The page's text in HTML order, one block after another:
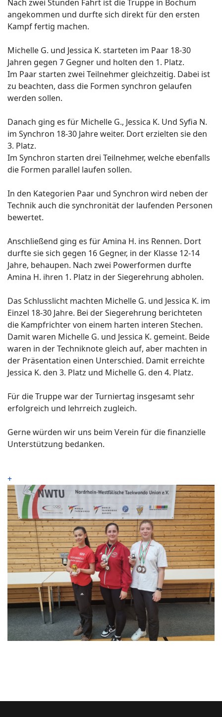
Nach zwei Stunden Fahrt ist die Truppe in Bochum
angekommen und durfte sich direkt für den ersten
Kampf fertig machen.
Michelle G. und Jessica K. starteten im Paar 18-30
Jahren gegen 7 Gegner und holten den 1. Platz.
Im Paar starten zwei Teilnehmer gleichzeitig. Dabei ist
zu beachten, dass die Formen synchron gelaufen
werden sollen.
Danach ging es für Michelle G., Jessica K. Und Syfia N.
im Synchron 18-30 Jahre weiter. Dort erzielten sie den
3. Platz.
Im Synchron starten drei Teilnehmer, welche ebenfalls
die Formen parallel laufen sollen.
In den Kategorien Paar und Synchron wird neben der
Technik auch die synchronität der laufenden Personen
bewertet.
Anschließend ging es für Amina H. ins Rennen. Dort
durfte sie sich gegen 16 Gegner, in der Klasse 12-14
Jahre, behaupen. Nach zwei Powerformen durfte
Amina H. ihren 1. Platz in der Siegerehrung abholen.
Das Schlusslicht machten Michelle G. und Jessica K. im
Einzel 18-30 Jahre. Bei der Siegerehrung berichteten
die Kampfrichter von einem harten interen Stechen.
Damit waren Michelle G. und Jessica K. gemeint. Beide
waren in der Techniknote gleich auf, aber machten in
der Präsentation einen Unterschied. Damit erreichte
Jessica K. den 3. Platz und Michelle G. den 4. Platz.
Für die Truppe war der Turniertag insgesamt sehr
erfolgreich und lehrreich zugleich.
Gerne würden wir uns beim Verein für die finanzielle
Unterstützung bedanken.
+